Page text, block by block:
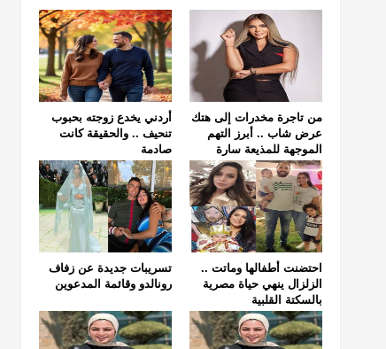
أردني يخدع زوجته بحبوب
تنحيف .. والحقيقة كانت
صادمة
من تاجرة مخدرات إلى هتك
عرض شاب .. أبرز التهم
الموجهة للمذيعة سارة
خليفة
تسريبات جديدة عن زفاف
رونالدو وقائمة المدعوين
احتضنت أطفالها وماتت ..
الزلزال ينهي حياة مصرية
بالسكتة القلبية